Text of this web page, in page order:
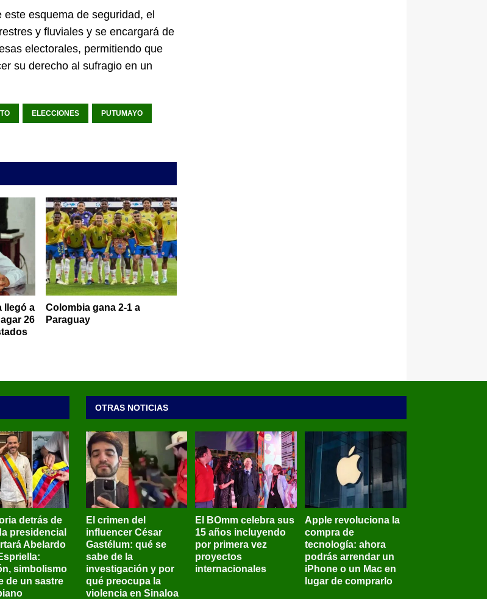
esquema de seguridad, el
y fluviales y se encargará de
electorales, permitiendo que
su derecho al sufragio en un
ELECCIONES PUTUMAYO
llegó a
26
Colombia gana 2-1 a
Paraguay
detrás de
presidencial
Abelardo
simbolismo
de un sastre
OTRAS NOTICIAS
El crimen del
influencer César
Gastélum: qué se
sabe de la
investigación y por
qué preocupa la
violencia en Sinaloa
El BOmm celebra sus
15 años incluyendo
por primera vez
proyectos
internacionales
Apple revoluciona la
compra de
tecnología: ahora
podrás arrendar un
iPhone o un Mac en
lugar de comprarlo